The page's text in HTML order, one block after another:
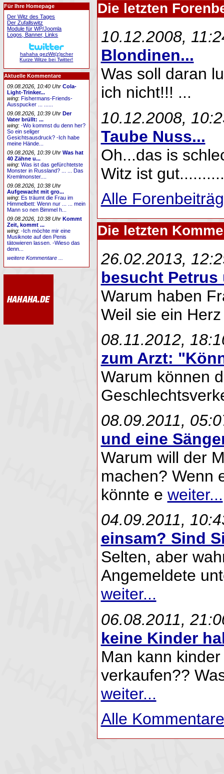
Die letzten
10.12.2008,
Blondinen...
Was soll daran
ich nicht!!! ...
10.12.2008,
Taube Nuss...
Oh...das is
Witz ist
Alle
Die letzten
26.02.2013,
besucht
Warum haben
Weil sie ein
08.11.2012,
zum Arzt:
Warum können
08.09.2011,
und eine
Warum will der
machen? Wenn
könnte e weiter...
04.09.2011,
einsam? Sind
Selten, aber
Angemeldete
weiter...
06.08.2011,
keine Kinder
Man kann
verkaufen??
weiter...
Alle
Für Ihre Homepage
Der Witz des Tages
Der Zufallswitz
Module für WP/Joomla
Logos, Banner, Links
hahaha gezWit(z)scher
Kurze Witze bei Twitter!
Aktuelle Kommentare
09.08.2026, 10:40 Uhr Cola-
Light-Trinker...
wing:Fishermans-Friends-
Ausspucker ... ......
09.08.2026, 10:39 Uhr Der
Vater brüllt: ...
wing:-Wo kommst du denn her?
So ein seliger
Gesichtsausdruck? -Ich habe
meine Hände...
09.08.2026, 10:39 Uhr Was hat
40 Zähne u...
wing:Was ist das gefürchtetste
Monster in Russland? ... ... Das
Kremlmonster....
09.08.2026, 10:38 Uhr
Aufgewacht mit gro...
wing:Es träumt die Frau im
Himmelbett: Wenn nur ... ... mein
Mann so nen Bimmel h...
09.08.2026, 10:38 Uhr Kommt
Zeit, kommt ...
wing:-Ich möchte mir eine
Musiknote auf den Penis
tätowieren lassen. -Wieso das
denn...
weitere Kommentare ...